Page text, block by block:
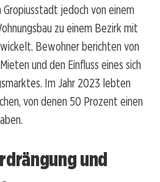
jedoch von einem
zu einem Bezirk mit
Bewohner berichten von
und den Einfluss eines sich
Im Jahr 2023 lebten
von denen 50 Prozent einen
und